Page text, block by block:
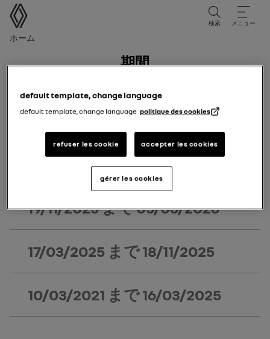
ユーザーマニュアル
検索 メニュー
パンくずリスト
ホーム
期間
あなたの車両の初度登録日に対応する版期を選択してくだ
06/07/2026まで 今日
19/11/2025まで05/06/2026
17/03/2025 まで18/11/2025
10/03/2021 まで16/03/2025
default template, change language
default template, change language politique des cookies
refuser les cookie accepter les cookies
gérer les cookies